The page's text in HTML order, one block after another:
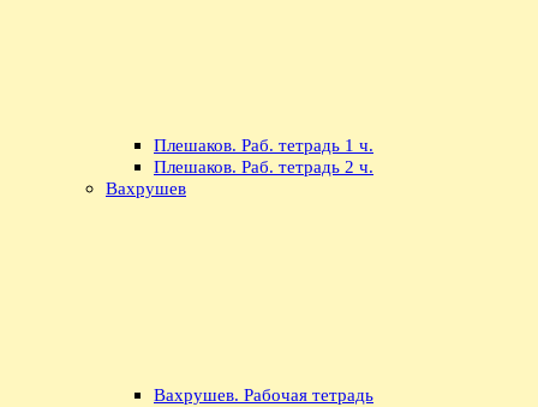
Плешаков. Раб. тетрадь 1 ч.
Плешаков. Раб. тетрадь 2 ч.
Вахрушев
Вахрушев. Рабочая тетрадь